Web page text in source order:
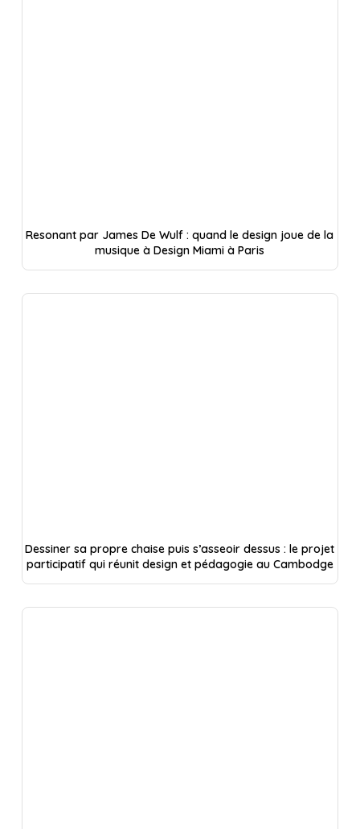
Resonant par James De Wulf : quand le design joue de la
musique à Design Miami à Paris
Dessiner sa propre chaise puis s’asseoir dessus : le projet
participatif qui réunit design et pédagogie au Cambodge